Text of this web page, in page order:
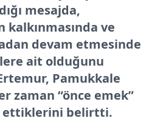
mesajda,
ve
devam etmesinde
ait olduğunu
Pamukkale
zaman “önce emek”
ettiklerini belirtti.